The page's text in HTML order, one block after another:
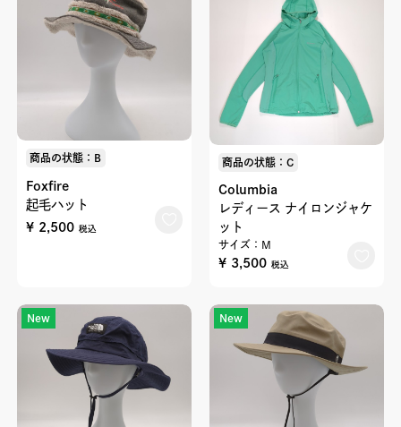
商品の状態：B
Foxfire
起毛ハット
¥ 2,500 税込
商品の状態：C
Columbia
レディース ナイロンジャケ
ット
サイズ：M
¥ 3,500 税込
New New